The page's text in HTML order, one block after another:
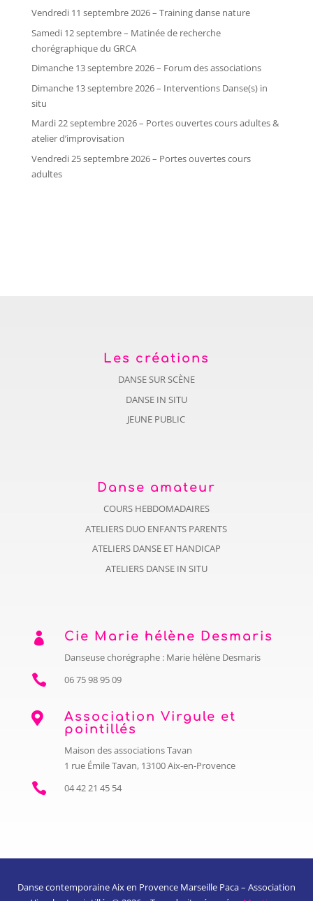
Vendredi 11 septembre 2026 – Training danse nature
Samedi 12 septembre – Matinée de recherche
chorégraphique du GRCA
Dimanche 13 septembre 2026 – Forum des associations
Dimanche 13 septembre 2026 – Interventions Danse(s) in
situ
Mardi 22 septembre 2026 – Portes ouvertes cours adultes &
atelier d’improvisation
Vendredi 25 septembre 2026 – Portes ouvertes cours
adultes
Les créations
DANSE SUR SCÈNE
DANSE IN SITU
JEUNE PUBLIC
Danse amateur
COURS HEBDOMADAIRES
ATELIERS DUO ENFANTS PARENTS
ATELIERS DANSE ET HANDICAP
ATELIERS DANSE IN SITU
 Cie Marie hélène Desmaris
Danseuse chorégraphe : Marie hélène Desmaris
 06 75 98 95 09

Association Virgule et
pointillés
Maison des associations Tavan
1 rue Émile Tavan, 13100 Aix-en-Provence
 04 42 21 45 54
Danse contemporaine Aix en Provence Marseille Paca – Association